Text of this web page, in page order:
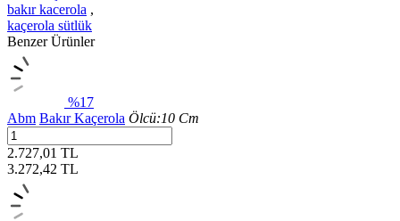
bakır kacerola ,
kaçerola sütlük
Benzer Ürünler
%17
Abm Bakır Kaçerola Ölcü:10 Cm
2.727,01 TL
3.272,42 TL